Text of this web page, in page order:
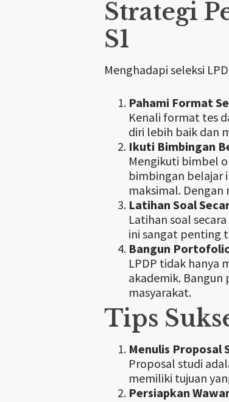
Strategi
S1
Menghadapi seleksi
Pahami Format
Kenali format tes
diri lebih baik dan
Ikuti Bimbingan
Mengikuti bimbel
bimbingan belajar
maksimal.
Latihan Soal
Latihan soal
ini sangat penting
Bangun
LPDP tidak hanya
akademik.
masyarakat.
Tips
Menulis Proposal
Proposal studi
memiliki tujuan
Persiapkan